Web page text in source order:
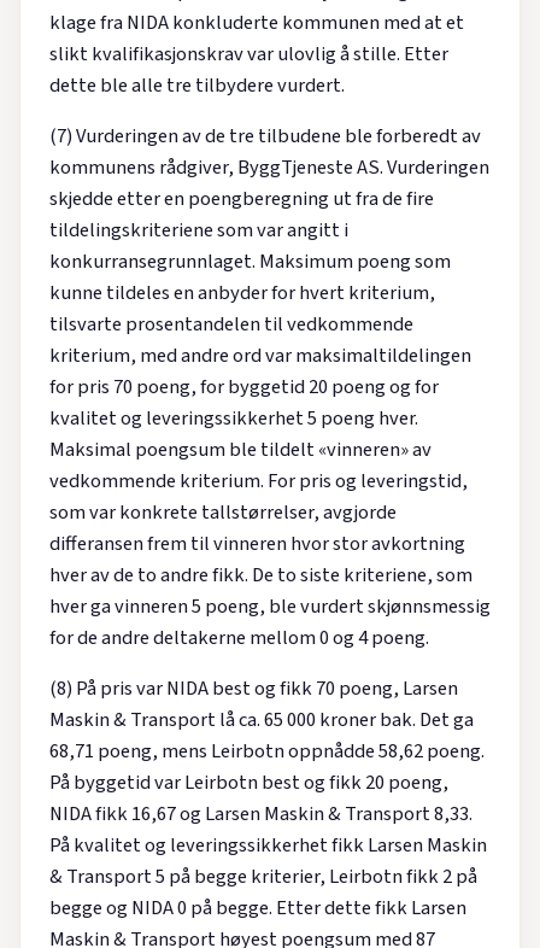
klage fra NIDA konkluderte kommunen med at et
slikt kvalifikasjonskrav var ulovlig å stille. Etter
dette ble alle tre tilbydere vurdert.
(7) Vurderingen av de tre tilbudene ble forberedt av
kommunens rådgiver, ByggTjeneste AS. Vurderingen
skjedde etter en poengberegning ut fra de fire
tildelingskriteriene som var angitt i
konkurransegrunnlaget. Maksimum poeng som
kunne tildeles en anbyder for hvert kriterium,
tilsvarte prosentandelen til vedkommende
kriterium, med andre ord var maksimaltildelingen
for pris 70 poeng, for byggetid 20 poeng og for
kvalitet og leveringssikkerhet 5 poeng hver.
Maksimal poengsum ble tildelt «vinneren» av
vedkommende kriterium. For pris og leveringstid,
som var konkrete tallstørrelser, avgjorde
differansen frem til vinneren hvor stor avkortning
hver av de to andre fikk. De to siste kriteriene, som
hver ga vinneren 5 poeng, ble vurdert skjønnsmessig
for de andre deltakerne mellom 0 og 4 poeng.
(8) På pris var NIDA best og fikk 70 poeng, Larsen
Maskin & Transport lå ca. 65 000 kroner bak. Det ga
68,71 poeng, mens Leirbotn oppnådde 58,62 poeng.
På byggetid var Leirbotn best og fikk 20 poeng,
NIDA fikk 16,67 og Larsen Maskin & Transport 8,33.
På kvalitet og leveringssikkerhet fikk Larsen Maskin
& Transport 5 på begge kriterier, Leirbotn fikk 2 på
begge og NIDA 0 på begge. Etter dette fikk Larsen
Maskin & Transport høyest poengsum med 87